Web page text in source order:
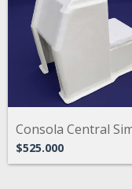
$525.000